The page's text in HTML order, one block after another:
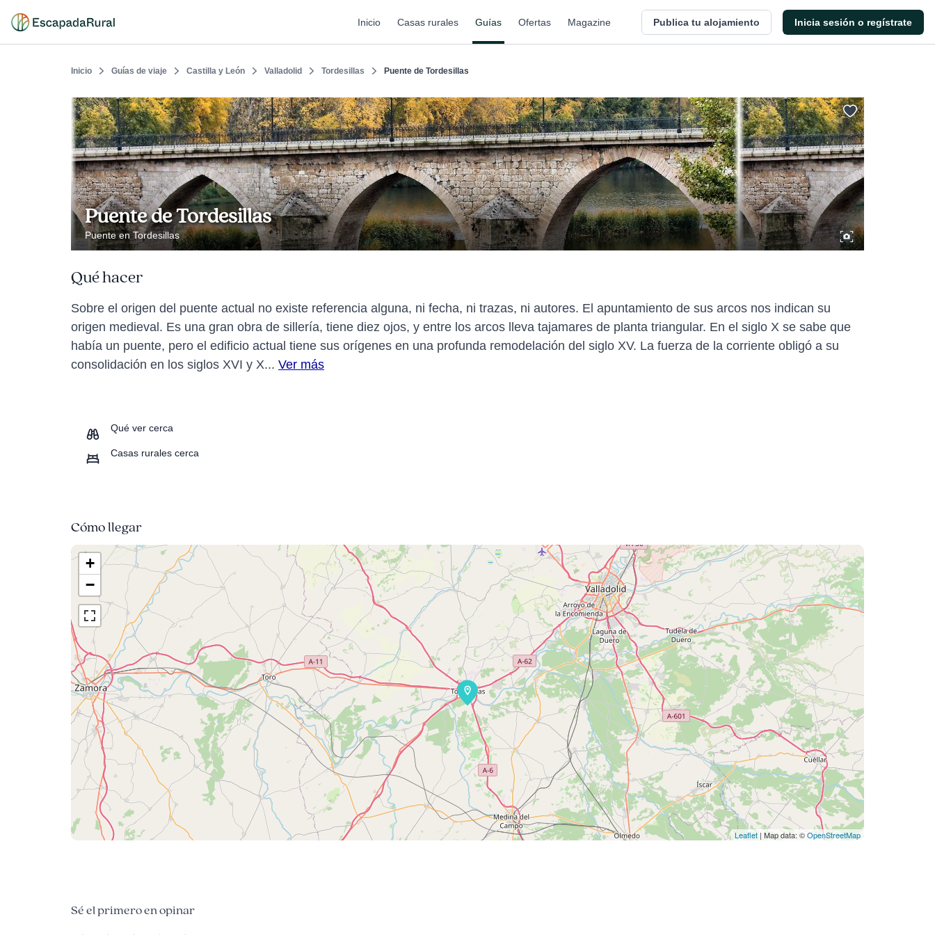
Inicio Casas rurales Guías Ofertas Magazine Publica tu alojamiento Inicia sesión o regístrate
Inicio Guías de viaje Castilla y León Valladolid Tordesillas Puente de Tordesillas
Puente de Tordesillas
Puente en Tordesillas
Qué hacer
Sobre el origen del puente actual no existe referencia alguna, ni fecha, ni trazas, ni autores. El apuntamiento de sus arcos nos indican su
origen medieval. Es una gran obra de sillería, tiene diez ojos, y entre los arcos lleva tajamares de planta triangular. En el siglo X se sabe que
había un puente, pero el edificio actual tiene sus orígenes en una profunda remodelación del siglo XV. La fuerza de la corriente obligó a su
consolidación en los siglos XVI y X... Ver más
Qué ver cerca
Casas rurales cerca
Cómo llegar
+
−
Leaflet | Map data: ©OpenStreetMap
Sé el primero en opinar